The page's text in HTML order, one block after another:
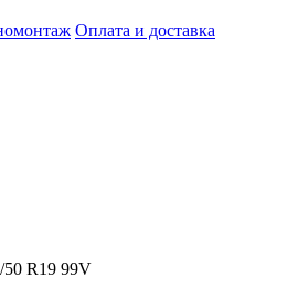
Оплата и доставка
50 R19 99V